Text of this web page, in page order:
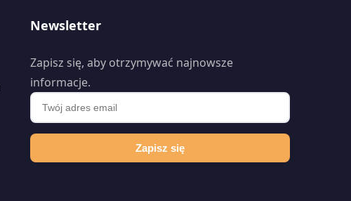
Newsletter
Zapisz się, aby otrzymywać najnowsze
informacje.
Zapisz się